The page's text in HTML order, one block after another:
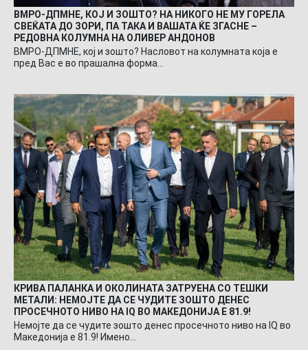
ВМРО-ДПМНЕ, КОЈ И ЗОШТО? НА НИКОГО НЕ МУ ГОРЕЛА
СВЕЌАТА ДО ЗОРИ, ПА ТАКА И ВАШАТА ЌЕ ЗГАСНЕ –
РЕДОВНА КОЛУМНА НА ОЛИВЕР АНДОНОВ
ВМРО-ДПМНЕ, кој и зошто? Насловот на колумната која е
пред Вас е во прашална форма…
КРИВА ПАЛАНКА И ОКОЛИНАТА ЗАТРУЕНА СО ТЕШКИ
МЕТАЛИ: НЕМОЈТЕ ДА СЕ ЧУДИТЕ ЗОШТО ДЕНЕС
ПРОСЕЧНОТО НИВО НА IQ ВО МАКЕДОНИЈА Е 81.9!
Немојте да се чудите зошто денес просечното ниво на IQ во
Македонија е 81.9! Имено…